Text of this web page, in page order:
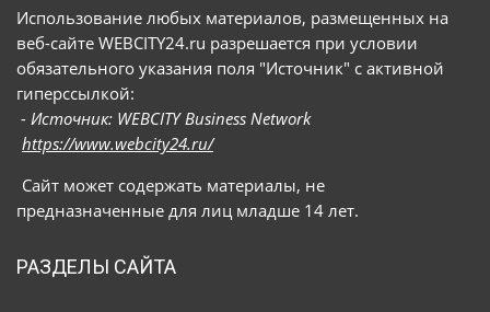
Android.Banker.Mamont, объединяющего
различные модификации таких троянов
Использование любых материалов, размещенных на
веб-сайте WEBCITY24.ru разрешается при условии
обязательного указания поля "Источник" с активной
гиперссылкой:
- Источник: WEBCITY Business Network
https://www.webcity24.ru/
Сайт может содержать материалы, не
предназначенные для лиц младше 14 лет.
РАЗДЕЛЫ САЙТА